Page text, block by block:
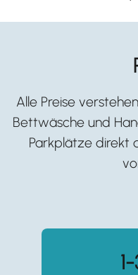
Alle Preise
Bettwäsche und
Parkplätze direkt